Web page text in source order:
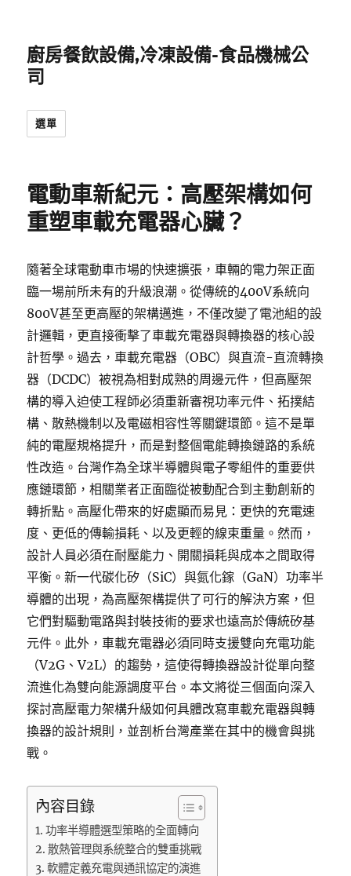
廚房餐飲設備,冷凍設備-食品機械公
司
選單
電動車新紀元：高壓架構如何
重塑車載充電器心臟？
隨著全球電動車市場的快速擴張，車輛的電力架正面
臨一場前所未有的升級浪潮。從傳統的400V系統向
800V甚至更高壓的架構邁進，不僅改變了電池組的設
計邏輯，更直接衝擊了車載充電器與轉換器的核心設
計哲學。過去，車載充電器（OBC）與直流-直流轉換
器（DCDC）被視為相對成熟的周邊元件，但高壓架
構的導入迫使工程師必須重新審視功率元件、拓撲結
構、散熱機制以及電磁相容性等關鍵環節。這不是單
純的電壓規格提升，而是對整個電能轉換鏈路的系統
性改造。台灣作為全球半導體與電子零組件的重要供
應鏈環節，相關業者正面臨從被動配合到主動創新的
轉折點。高壓化帶來的好處顯而易見：更快的充電速
度、更低的傳輸損耗、以及更輕的線束重量。然而，
設計人員必須在耐壓能力、開關損耗與成本之間取得
平衡。新一代碳化矽（SiC）與氮化鎵（GaN）功率半
導體的出現，為高壓架構提供了可行的解決方案，但
它們對驅動電路與封裝技術的要求也遠高於傳統矽基
元件。此外，車載充電器必須同時支援雙向充電功能
（V2G、V2L）的趨勢，這使得轉換器設計從單向整
流進化為雙向能源調度平台。本文將從三個面向深入
探討高壓電力架構升級如何具體改寫車載充電器與轉
換器的設計規則，並剖析台灣產業在其中的機會與挑
戰。
內容目錄
功率半導體選型策略的全面轉向
散熱管理與系統整合的雙重挑戰
軟體定義充電與通訊協定的演進